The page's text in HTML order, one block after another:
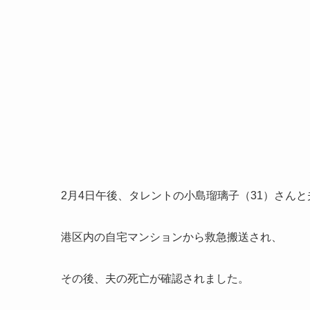
2月4日午後、タレントの小島瑠璃子（31）さんと
港区内の自宅マンションから救急搬送され、
その後、夫の死亡が確認されました。